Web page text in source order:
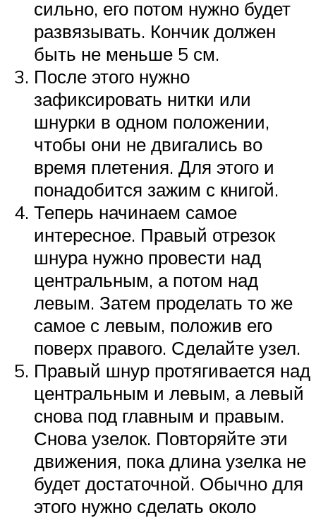
сильно, его потом нужно будет
развязывать. Кончик должен
быть не меньше 5 см.
После этого нужно
зафиксировать нитки или
шнурки в одном положении,
чтобы они не двигались во
время плетения. Для этого и
понадобится зажим с книгой.
Теперь начинаем самое
интересное. Правый отрезок
шнура нужно провести над
центральным, а потом над
левым. Затем проделать то же
самое с левым, положив его
поверх правого. Сделайте узел.
Правый шнур протягивается над
центральным и левым, а левый
снова под главным и правым.
Снова узелок. Повторяйте эти
движения, пока длина узелка не
будет достаточной. Обычно для
этого нужно сделать около